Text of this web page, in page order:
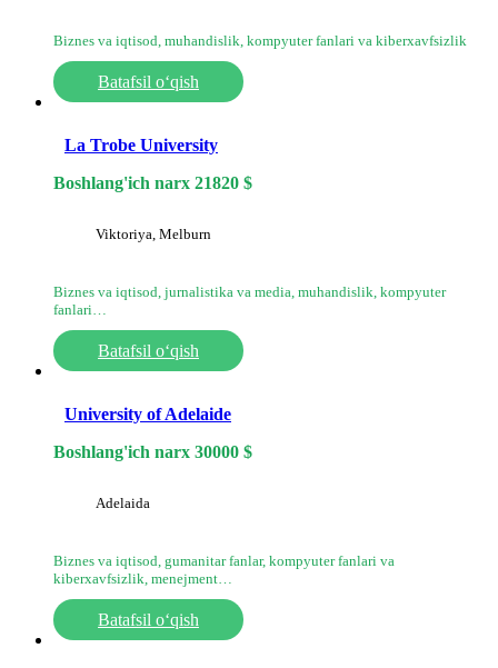
Biznes va iqtisod, muhandislik, kompyuter fanlari va kiberxavfsizlik
Batafsil o‘qish
La Trobe University
Boshlang'ich narx 21820 $
Viktoriya, Melburn
Biznes va iqtisod, jurnalistika va media, muhandislik, kompyuter
fanlari…
Batafsil o‘qish
University of Adelaide
Boshlang'ich narx 30000 $
Adelaida
Biznes va iqtisod, gumanitar fanlar, kompyuter fanlari va
kiberxavfsizlik, menejment…
Batafsil o‘qish